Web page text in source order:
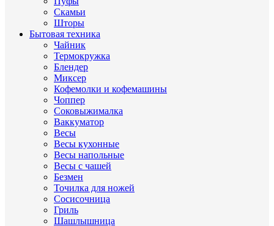
Скамьи
Шторы
Бытовая техника
Чайник
Термокружка
Блендер
Миксер
Кофемолки и кофемашины
Чоппер
Соковыжималка
Ваккуматор
Весы
Весы кухонные
Весы напольные
Весы с чашей
Безмен
Точилка для ножей
Сосисочница
Гриль
Шашлышница